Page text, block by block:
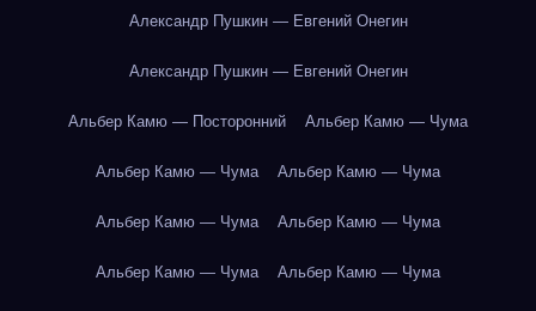
Александр Пушкин — Евгений Онегин
Александр Пушкин — Евгений Онегин
Альбер Камю — Посторонний Альбер Камю — Чума
Альбер Камю — Чума Альбер Камю — Чума
Альбер Камю — Чума Альбер Камю — Чума
Альбер Камю — Чума Альбер Камю — Чума